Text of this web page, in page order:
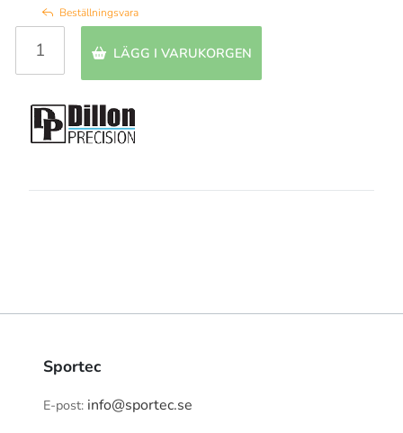
Beställningsvara
LÄGG I VARUKORGEN
Sportec
E-post: info@sportec.se